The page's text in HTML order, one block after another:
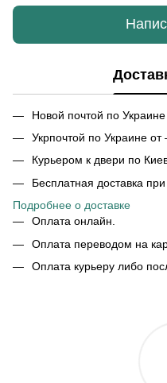
Новой почтой по
Укрпочтой по Украине от
Курьером к двери по
Бесплатная доставка при
Подробнее о доставке
Оплата онлайн.
Оплата переводом на
Оплата курьеру либо